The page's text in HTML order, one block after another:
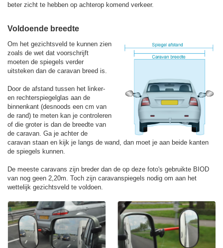
beter zicht te hebben op achterop komend verkeer.
Voldoende breedte
Om het gezichtsveld te kunnen zien
zoals de wet dat voorschrijft
moeten de spiegels verder
uitsteken dan de caravan breed is.
Door de afstand tussen het linker-
en rechterspiegelglas aan de
binnenkant (desnoods een cm van
de rand) te meten kan je controleren
of die groter is dan de breedte van
de caravan. Ga je achter de
caravan staan en kijk je langs de wand, dan moet je aan beide kanten
de spiegels kunnen.
De meeste caravans zijn breder dan de op deze foto's gebruikte BIOD
van nog geen 2,20m. Toch zijn caravanspiegels nodig om aan het
wettelijk gezichtsveld te voldoen.